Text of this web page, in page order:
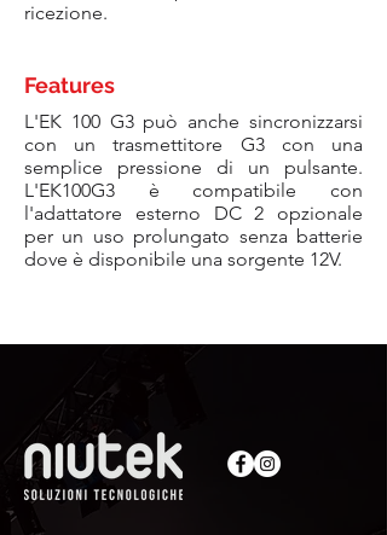
ricezione.
Features
L'EK 100 G3 può anche sincronizzarsi
con un trasmettitore G3 con una
semplice pressione di un pulsante.
L'EK100G3 è compatibile con
l'adattatore esterno DC 2 opzionale
per un uso prolungato senza batterie
dove è disponibile una sorgente 12V.